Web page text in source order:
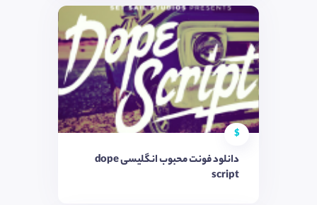
$
دانلود فونت محبوب انگلیسی dope
script